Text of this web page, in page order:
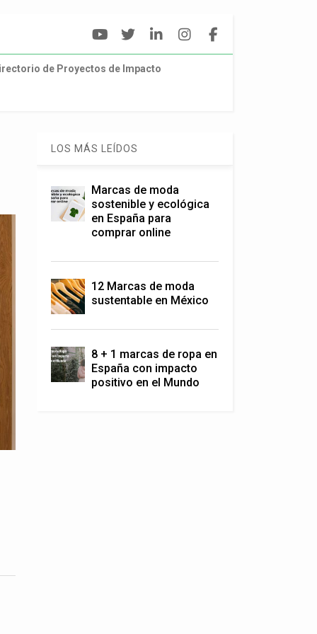
de Proyectos de Impacto
LOS MÁS LEÍDOS
Marcas de moda
sostenible y ecológica
en España para
comprar online
12 Marcas de moda
sustentable en México
8 + 1 marcas de ropa en
España con impacto
positivo en el Mundo